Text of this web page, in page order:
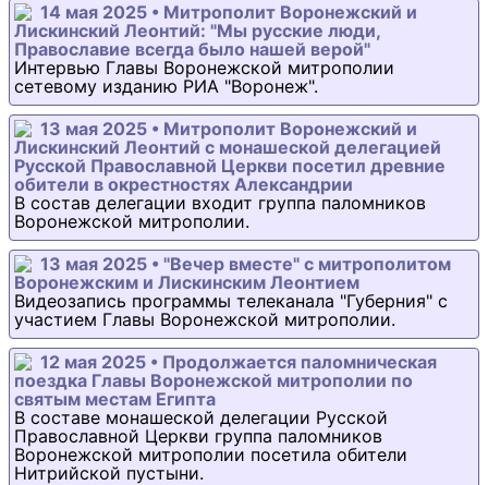
14 мая 2025 • Митрополит Воронежский и
Лискинский Леонтий: "Мы русские люди,
Православие всегда было нашей верой"
Интервью Главы Воронежской митрополии
сетевому изданию РИА "Воронеж".
13 мая 2025 • Митрополит Воронежский и
Лискинский Леонтий с монашеской делегацией
Русской Православной Церкви посетил древние
обители в окрестностях Александрии
В состав делегации входит группа паломников
Воронежской митрополии.
13 мая 2025 • "Вечер вместе" с митрополитом
Воронежским и Лискинским Леонтием
Видеозапись программы телеканала "Губерния" с
участием Главы Воронежской митрополии.
12 мая 2025 • Продолжается паломническая
поездка Главы Воронежской митрополии по
святым местам Египта
В составе монашеской делегации Русской
Православной Церкви группа паломников
Воронежской митрополии посетила обители
Нитрийской пустыни.